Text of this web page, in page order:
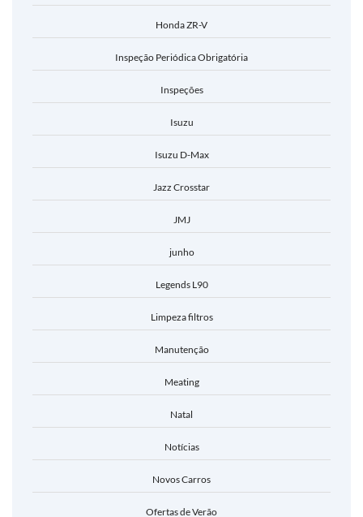
Honda ZR-V
Inspeção Periódica Obrigatória
Inspeções
Isuzu
Isuzu D-Max
Jazz Crosstar
JMJ
junho
Legends L90
Limpeza filtros
Manutenção
Meating
Natal
Notícias
Novos Carros
Ofertas de Verão